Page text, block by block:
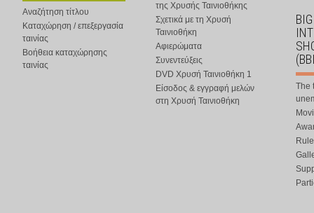
Αναζήτηση τίτλου
Καταχώρηση / επεξεργασία
ταινίας
Βοήθεια καταχώρησης
ταινίας
της Χρυσής Ταινιοθήκης
Σχετικά με τη Χρυσή
Ταινιοθήκη
Αφιερώματα
Συνεντεύξεις
DVD Χρυσή Ταινιοθήκη 1
Είσοδος & εγγραφή μελών
στη Χρυσή Ταινιοθήκη
The